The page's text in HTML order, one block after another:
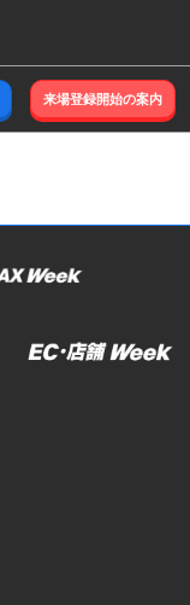
来場登録開始の案内